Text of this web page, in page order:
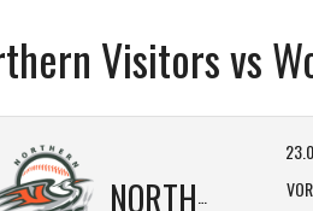
Visitors vs
NORTHERN VISITORS